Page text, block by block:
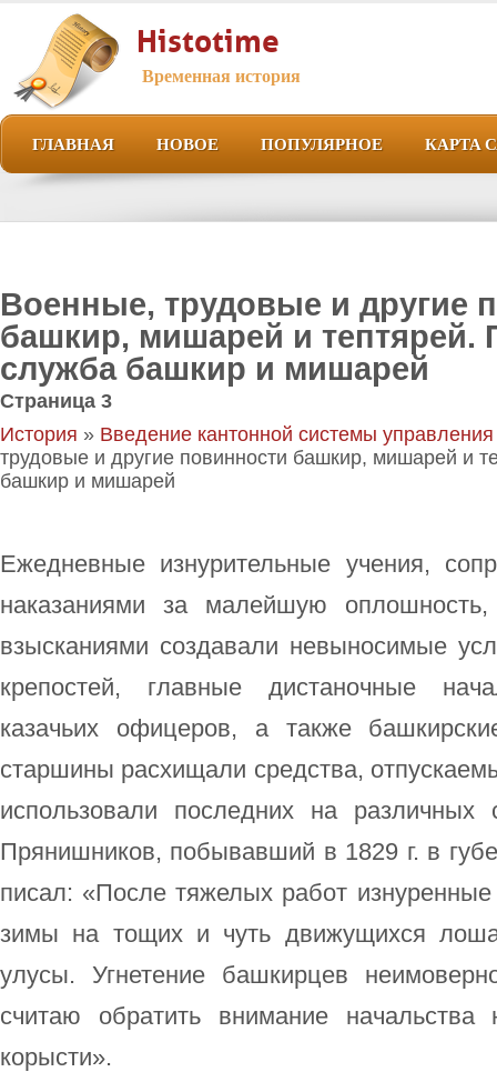
Histotime
Временная история
ГЛАВНАЯ НОВОЕ ПОПУЛЯРНОЕ КАРТА
Военные, трудовые и другие
башкир, мишарей и тептярей.
служба башкир и мишарей
Страница 3
История » Введение кантонной системы
трудовые и другие повинности башкир, мишарей и
башкир и мишарей
Ежедневные изнурительные учения,
наказаниями за малейшую
взысканиями создавали невыносимые
крепостей, главные дистаночные
казачьих офицеров, а также
старшины расхищали средства,
использовали последних на различных
Прянишников, побывавший в 1829 г. в
писал: «После тяжелых работ
зимы на тощих и чуть движущихся
улусы. Угнетение башкирцев
считаю обратить внимание
корысти».